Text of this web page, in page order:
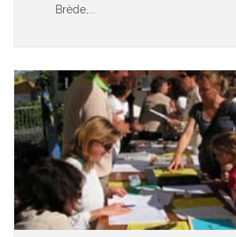
Brède,...